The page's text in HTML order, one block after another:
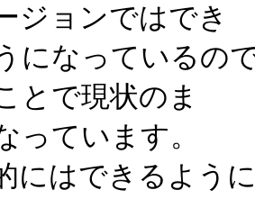
ジョンではでき
になっているの
とで現状のま
っています。
にはできるよう